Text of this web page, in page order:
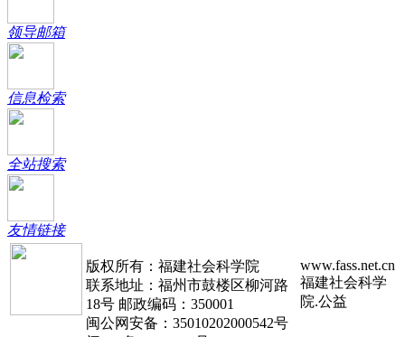
领导邮箱
信息检索
全站搜索
友情链接
版权所有：福建社会科学院
联系地址：福州市鼓楼区柳河路
18号 邮政编码：350001
闽公网安备：35010202000542号
www.fass.net.cn
福建社会科学
院.公益